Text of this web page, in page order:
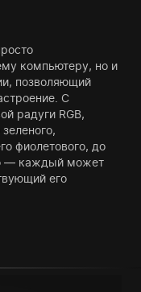
компьютеру, но и
позволяющий
С
радуги RGB,
фиолетового, до
— каждый может
его